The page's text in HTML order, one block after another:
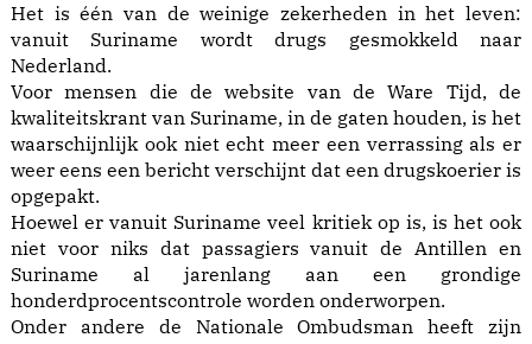
Het is één van de weinige zekerheden in het leven:
vanuit Suriname wordt drugs gesmokkeld naar
Nederland.
Voor mensen die de website van de Ware Tijd, de
kwaliteitskrant van Suriname, in de gaten houden, is het
waarschijnlijk ook niet echt meer een verrassing als er
weer eens een bericht verschijnt dat een drugskoerier is
opgepakt.
Hoewel er vanuit Suriname veel kritiek op is, is het ook
niet voor niks dat passagiers vanuit de Antillen en
Suriname al jarenlang aan een grondige
honderdprocentscontrole worden onderworpen.
Onder andere de Nationale Ombudsman heeft zijn